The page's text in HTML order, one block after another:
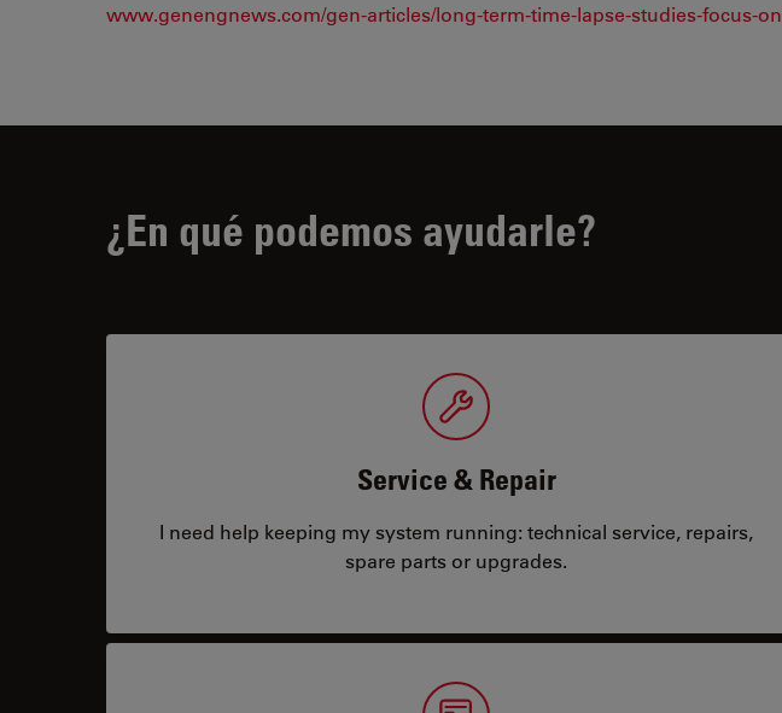
www.genengnews.com/gen-articles/long-term-time-lapse-studies-focus-
¿En qué podemos ayudarle?
Service & Repair
I need help keeping my system running: technical service, repairs,
spare parts or upgrades.